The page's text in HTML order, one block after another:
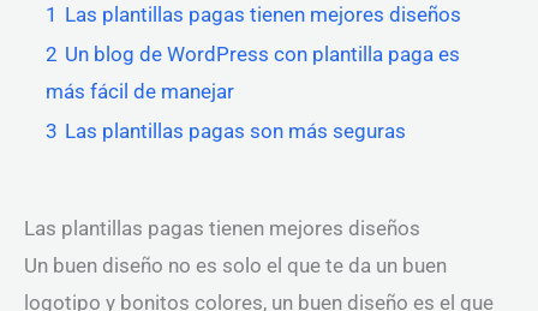
1 Las plantillas pagas tienen mejores diseños
2 Un blog de WordPress con plantilla paga es
más fácil de manejar
3 Las plantillas pagas son más seguras
Las plantillas pagas tienen mejores diseños
Un buen diseño no es solo el que te da un buen
logotipo y bonitos colores, un buen diseño es el que